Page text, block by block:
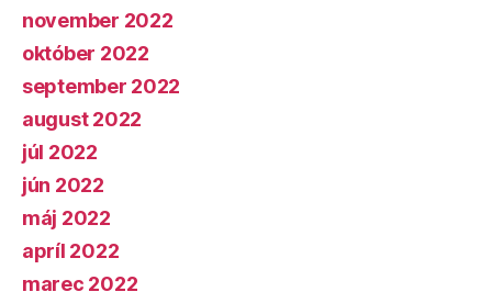
november 2022
október 2022
september 2022
august 2022
júl 2022
jún 2022
máj 2022
apríl 2022
marec 2022